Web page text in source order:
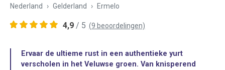
Nederland Gelderland Ermelo
4,9 / 5 (9 beoordelingen)
Ervaar de ultieme rust in een authentieke yurt
verscholen in het Veluwse groen. Van knisperend